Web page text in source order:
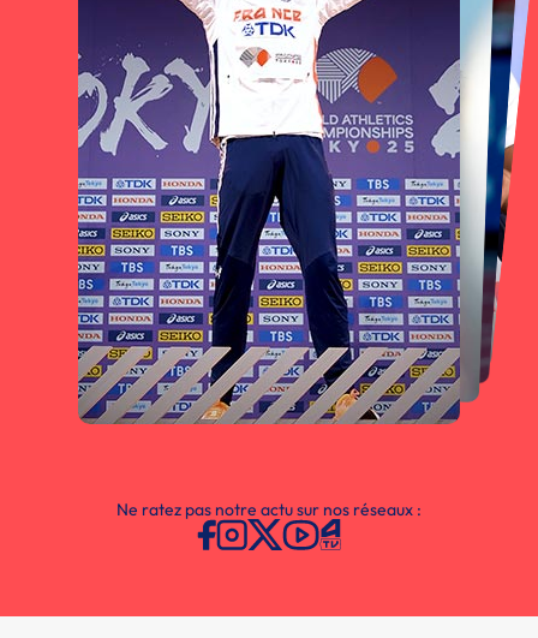
Ne ratez pas notre actu sur nos réseaux :